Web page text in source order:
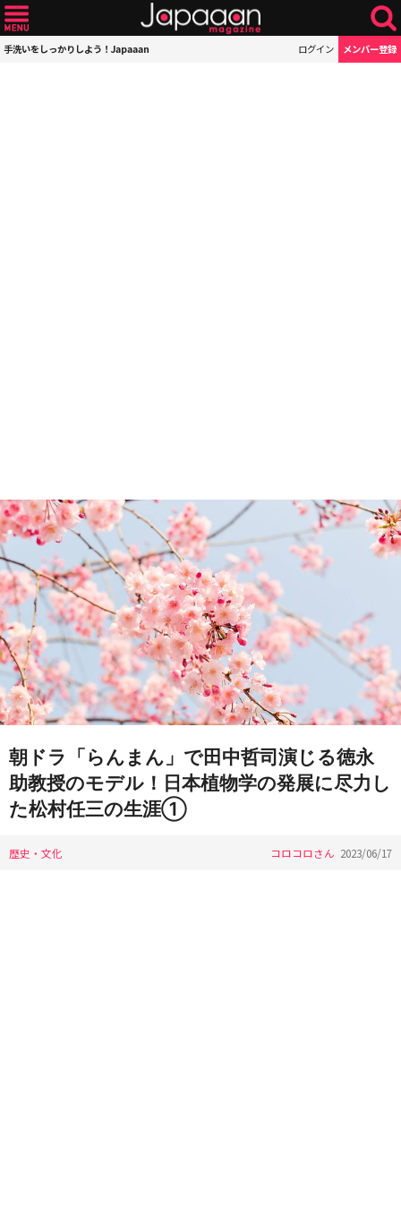
手洗いをしっかりしよう！Japaaan ログイン メンバー登録
朝ドラ「らんまん」で田中哲司演じる徳永
助教授のモデル！日本植物学の発展に尽力し
た松村任三の生涯①
歴史・文化 コロコロさん 2023/06/17